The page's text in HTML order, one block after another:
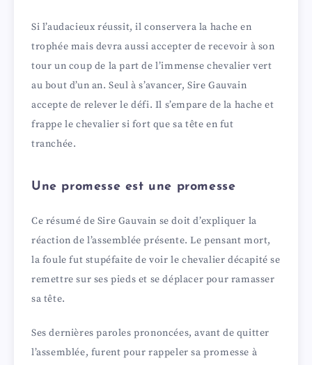
V
i
d
Si l’audacieux réussit, il conservera la hache en
trophée mais devra aussi accepter de recevoir à son
tour un coup de la part de l’immense chevalier vert
au bout d’un an. Seul à s’avancer, Sire Gauvain
accepte de relever le défi. Il s’empare de la hache et
frappe le chevalier si fort que sa tête en fut
tranchée.
Une promesse est une promesse
Ce résumé de Sire Gauvain se doit d’expliquer la
réaction de l’assemblée présente. Le pensant mort,
la foule fut stupéfaite de voir le chevalier décapité se
remettre sur ses pieds et se déplacer pour ramasser
sa tête.
Ses dernières paroles prononcées, avant de quitter
l’assemblée, furent pour rappeler sa promesse à